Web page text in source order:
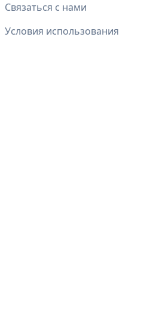
Связаться с нами
Условия использования